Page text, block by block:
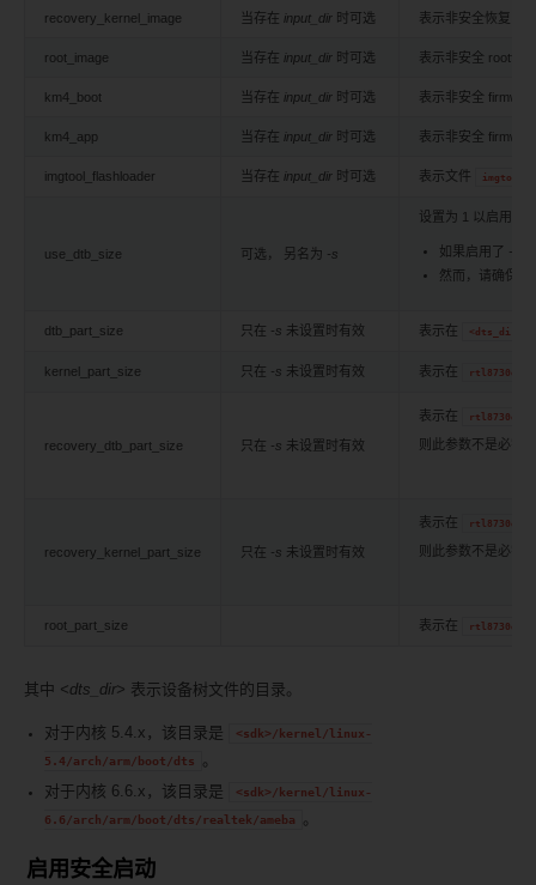
recovery_kernel_image 当存在 input_dir 时可选 表示非安全恢复内
root_image 当存在 input_dir 时可选 表示非安全 rootfs
km4_boot 当存在 input_dir 时可选 表示非安全
km4_app 当存在 input_dir 时可选 表示非安全
imgtool_flashloader 当存在 input_dir 时可选 表示文件
use_dtb_size 可选， 另名为 -s
设置为 1 以启用自
如果启用了 -s
然而，请确保
dtb_part_size 只在 -s 未设置时有效 表示在 <dts_dir>/
kernel_part_size 只在 -s 未设置时有效 表示在 rtl8730e-
recovery_dtb_part_size 只在 -s 未设置时有效
表示在 rtl8730e-
则此参数不是必需
recovery_kernel_part_size 只在 -s 未设置时有效
表示在 rtl8730e-
则此参数不是必需
root_part_size 表示在 rtl8730e-
其中 <dts_dir> 表示设备树文件的目录。
对于内核 5.4.x，该目录是 <sdk>/kernel/linux-
5.4/arch/arm/boot/dts
。
对于内核 6.6.x，该目录是
<sdk>/kernel/linux-
6.6/arch/arm/boot/dts/realtek/ameba 。
启用安全启动